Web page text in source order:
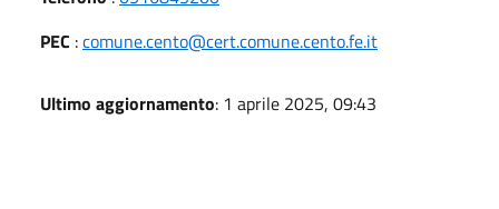
PEC :comune.cento@cert.comune.cento.fe.it
Ultimo aggiornamento: 1 aprile 2025, 09:43